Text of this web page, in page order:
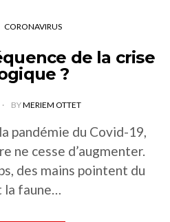
CORONAVIRUS
de la crise
?
BYMERIEM OTTET
pandémie du Covid-19,
ne cesse d’augmenter.
des mains pointent du
la faune…